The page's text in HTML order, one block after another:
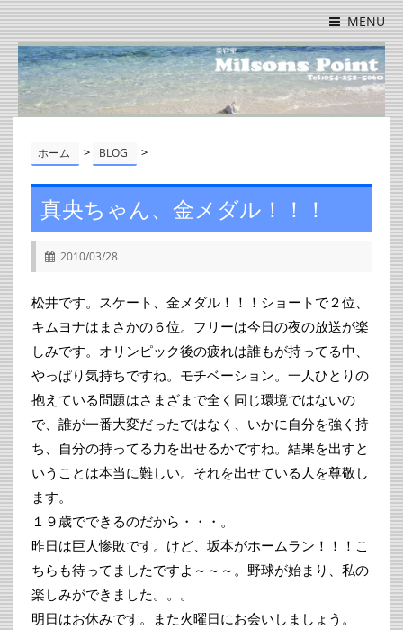
MENU
ホーム > BLOG >
真央ちゃん、金メダル！！！
2010/03/28
松井です。スケート、金メダル！！！ショートで２位、
キムヨナはまさかの６位。フリーは今日の夜の放送が楽
しみです。オリンピック後の疲れは誰もが持ってる中、
やっぱり気持ちですね。モチベーション。一人ひとりの
抱えている問題はさまざまで全く同じ環境ではないの
で、誰が一番大変だったではなく、いかに自分を強く持
ち、自分の持ってる力を出せるかですね。結果を出すと
いうことは本当に難しい。それを出せている人を尊敬し
ます。
１９歳でできるのだから・・・。
昨日は巨人惨敗です。けど、坂本がホームラン！！！こ
ちらも待ってましたですよ～～～。野球が始まり、私の
楽しみができました。。。
明日はお休みです。また火曜日にお会いしましょう。